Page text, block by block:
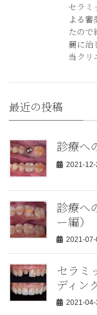
セラミ
よる
たので
麗に治
当クリ
最近の投稿
診療へ
2021-12-
診療へ
ー編）
2021-07-
セラミ
ディン
2021-